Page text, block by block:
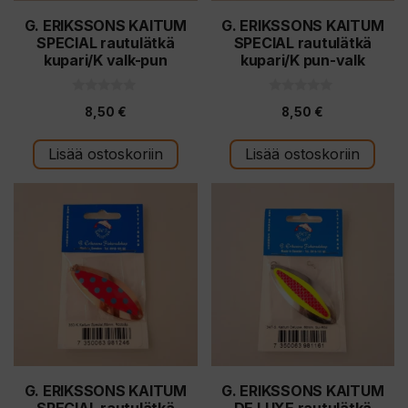
G. ERIKSSONS KAITUM
SPECIAL rautulätkä
kupari/K valk-pun
s
t
ä
8,50 €
Lisää ostoskoriin
G. ERIKSSONS KAITUM
SPECIAL rautulätkä
kupari/K pun-valk
s
t
ä
8,50 €
Lisää ostoskoriin
G. ERIKSSONS KAITUM
G. ERIKSSONS KAITUM